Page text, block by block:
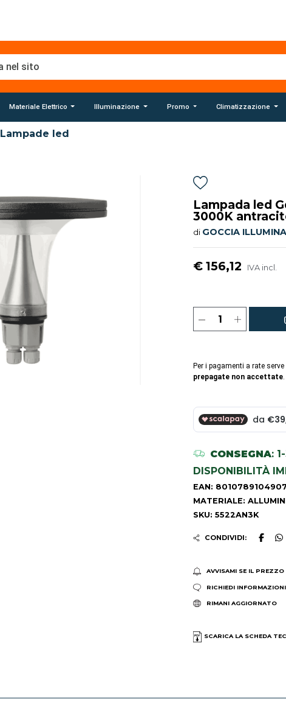
Materiale Elettrico Illuminazione Promo Climatizzazione
Lampade led
Lampada led
3000K
di GOCCIA
€ 156,12 IVA incl.
Per i pagamenti a rate serve
prepagate non accettate.
CONSEGNA:
DISPONIBILITÀ
EAN: 8010789104907
MATERIALE:
SKU: 5522AN3K
CONDIVIDI:
AVVISAMI SE IL PREZZO
RICHIEDI INFORMAZIONI
RIMANI AGGIORNATO
SCARICA LA SCHEDA